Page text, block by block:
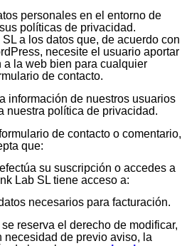
personales en el entorno de
políticas de privacidad.
a los datos que, de acuerdo con
necesite el usuario aportar
a la web bien para cualquier
de contacto.
información de nuestros usuarios
nuestra política de privacidad.
de contacto o comentario,
que:
su suscripción o accedes a
Lab SL tiene acceso a:
necesarios para facturación.
reserva el derecho de modificar,
necesidad de previo aviso, la